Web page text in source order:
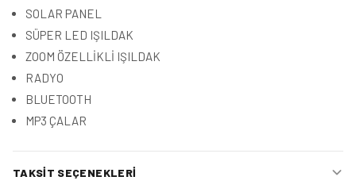
SOLAR PANEL
SÜPER LED IŞILDAK
ZOOM ÖZELLİKLİ IŞILDAK
RADYO
BLUETOOTH
MP3 ÇALAR
TAKSIT SEÇENEKLERI